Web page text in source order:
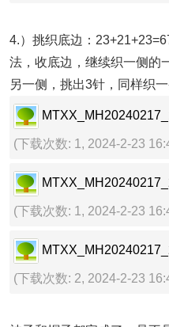
4.）挑织底边：
法，收底边，继续织一侧的
另一侧，挑出3针，同样织
(下载次数: 1, 2024-2-23
(下载次数: 1, 2024-2-23
(下载次数: 2, 2024-2-23